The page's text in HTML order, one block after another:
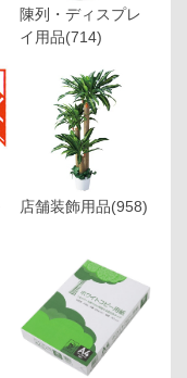
陳列・ディスプレ
イ用品(714)
店舗装飾用品(958)